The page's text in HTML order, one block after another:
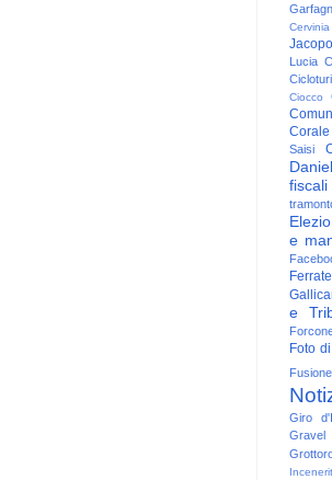
Cervinia
Jacopo
Lucia
Ciocco
Corale
Saisi
fiscali
e
Ferrate
e
Foto
Fusione
Giro
Gravel